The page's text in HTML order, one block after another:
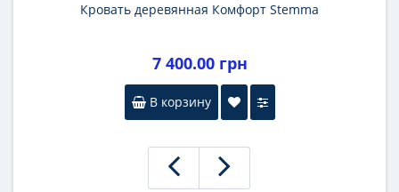
Кровать деревянная Комфорт Stemma
7 400.00 грн
В корзину